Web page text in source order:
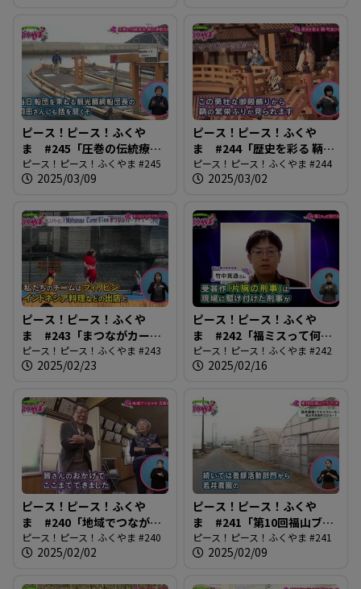
ピース！ピース！ふくや
ま #245「圧巻の伝統療法
鞆の浦観光鯛網」
ピース！ピース！ふくやま #245
2025/03/09
ピース！ピース！ふくや
ま #244「歴史を彩る 鞆・
町並ひな祭」
ピース！ピース！ふくやま #244
2025/03/02
ピース！ピース！ふくや
ま #243「まつながカープ
ヂェーに行こう」
ピース！ピース！ふくやま #243
2025/02/23
ピース！ピース！ふくや
ま #242「福ミスって何だ
ろう？」
ピース！ピース！ふくやま #242
2025/02/16
ピース！ピース！ふくや
ま #240「地域でつながる
百歳体操」
ピース！ピース！ふくやま #240
2025/02/02
ピース！ピース！ふくや
ま #241「第10回福山ブラ
ンド決定！」
ピース！ピース！ふくやま #241
2025/02/09